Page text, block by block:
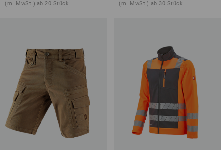
(m. MwSt.) ab 20 Stück (m. MwSt.) ab 30 Stück